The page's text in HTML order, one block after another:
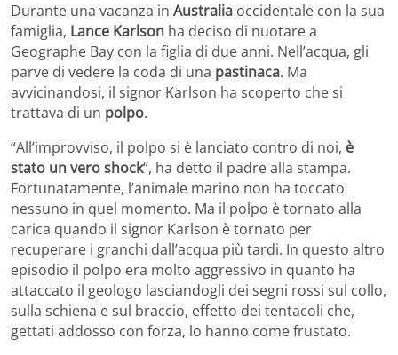
Durante una vacanza in Australia occidentale con la sua
famiglia, Lance Karlson ha deciso di nuotare a
Geographe Bay con la figlia di due anni. Nell’acqua, gli
parve di vedere la coda di una pastinaca. Ma
avvicinandosi, il signor Karlson ha scoperto che si
trattava di un polpo.
“All’improvviso, il polpo si è lanciato contro di noi, è
stato un vero shock“, ha detto il padre alla stampa.
Fortunatamente, l’animale marino non ha toccato
nessuno in quel momento. Ma il polpo è tornato alla
carica quando il signor Karlson è tornato per
recuperare i granchi dall’acqua più tardi. In questo altro
episodio il polpo era molto aggressivo in quanto ha
attaccato il geologo lasciandogli dei segni rossi sul collo,
sulla schiena e sul braccio, effetto dei tentacoli che,
gettati addosso con forza, lo hanno come frustato.